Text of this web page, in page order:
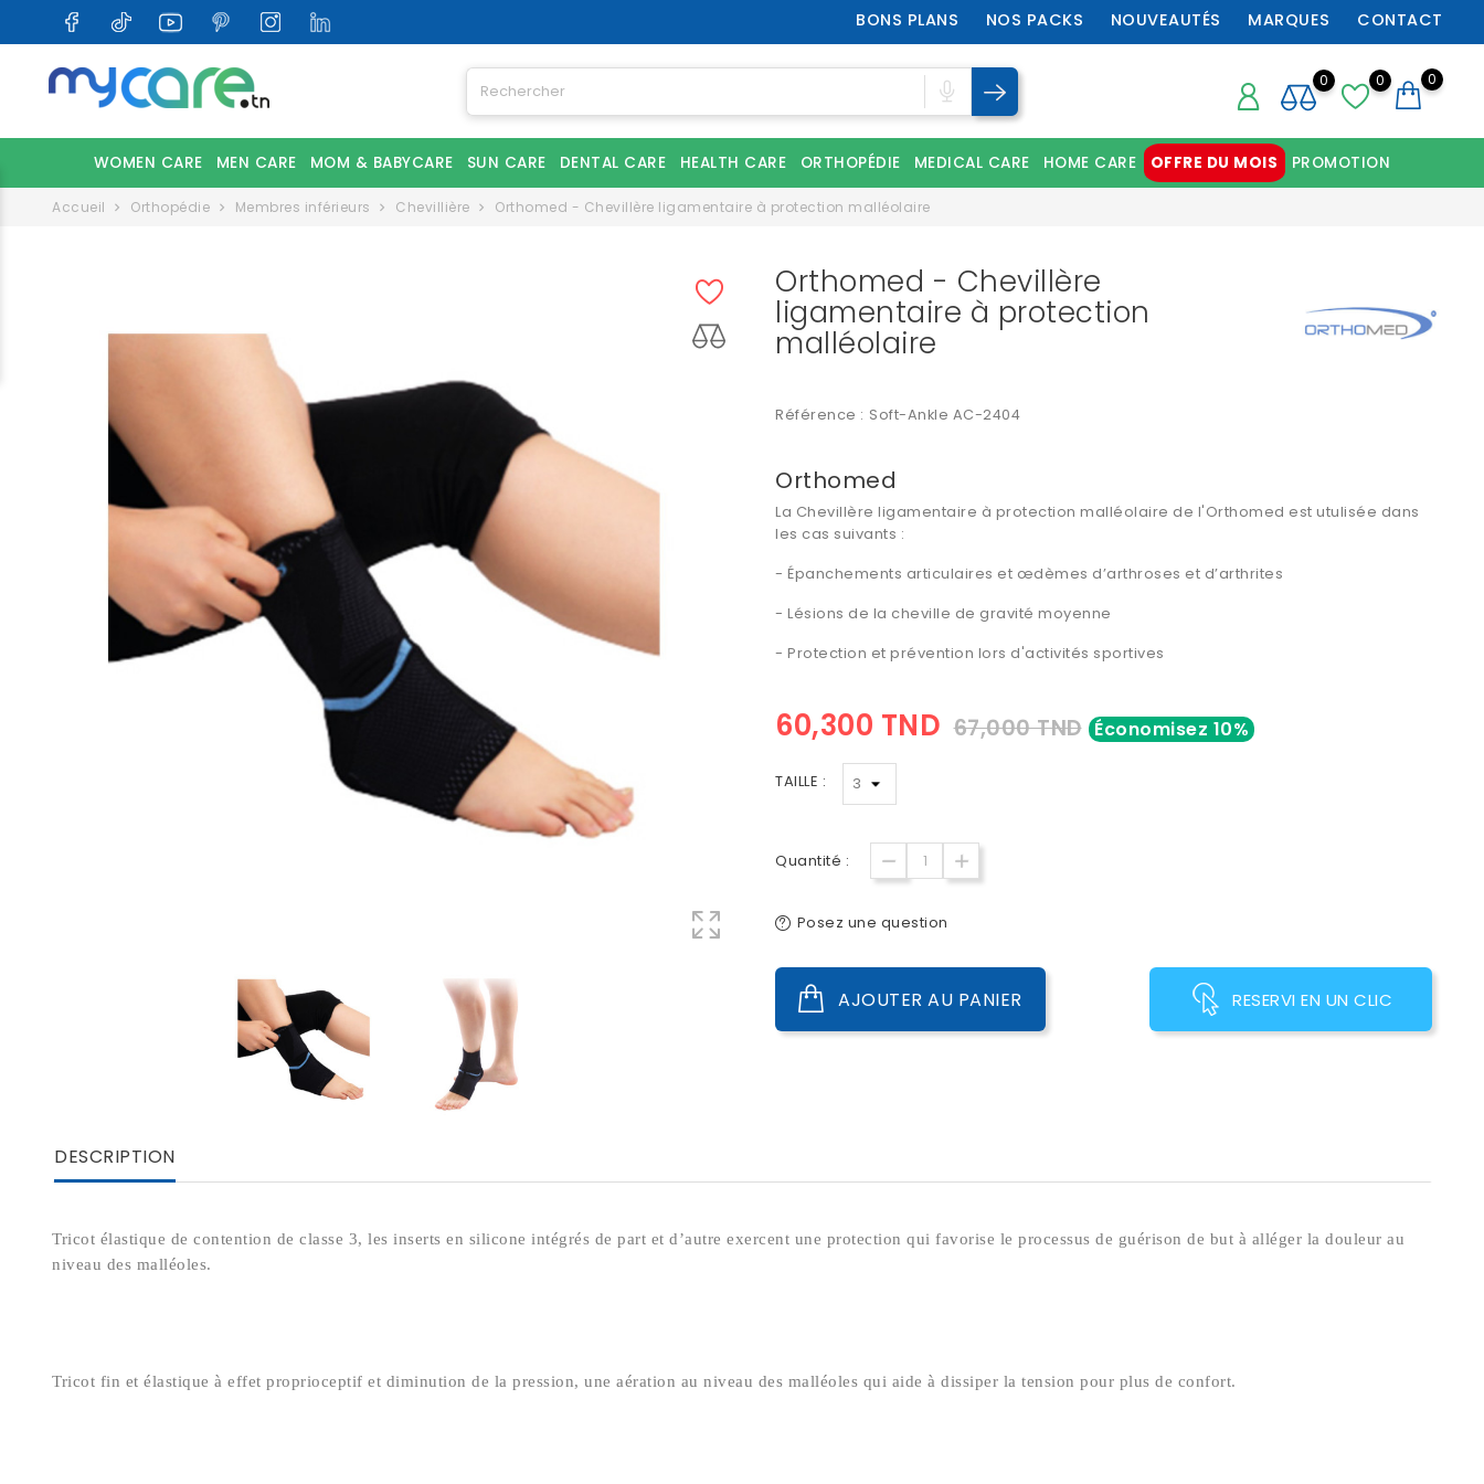
BONS PLANS NOS PACKS NOUVEAUTÉS MARQUES CONTACT
0 0
0
WOMEN CARE MEN CARE MOM & BABYCARE SUN CARE DENTAL CARE HEALTH CARE ORTHOPÉDIE MEDICAL CARE HOME CARE OFFRE DU MOIS PROMOTION
Accueil Orthopédie Membres inférieurs Chevillière Orthomed - Chevillère ligamentaire à protection malléolaire
Orthomed - Chevillère
ligamentaire à protection
malléolaire
Référence : Soft-Ankle AC-2404
Orthomed
La Chevillère ligamentaire à protection malléolaire de l'Orthomed est utulisée dans
les cas suivants :
- Épanchements articulaires et œdèmes d’arthroses et d’arthrites
- Lésions de la cheville de gravité moyenne
- Protection et prévention lors d'activités sportives
60,300 TND 67,000 TND Économisez 10%
TAILLE :
Quantité :
Posez une question
AJOUTER AU PANIER RESERVI EN UN CLIC
DESCRIPTION
Tricot élastique de contention de classe 3, les inserts en silicone intégrés de part et d’autre exercent une protection qui favorise le processus de guérison de but à alléger la douleur au
niveau des malléoles.
Tricot fin et élastique à effet proprioceptif et diminution de la pression, une aération au niveau des malléoles qui aide à dissiper la tension pour plus de confort.